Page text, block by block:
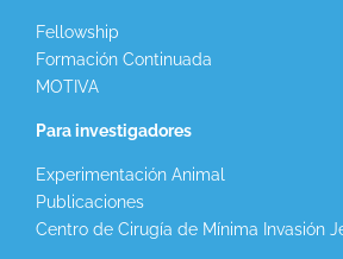
Fellowship
Formación Continuada
MOTIVA
Para investigadores
Experimentación Animal
Publicaciones
Centro de Cirugía de Mínima Invasión